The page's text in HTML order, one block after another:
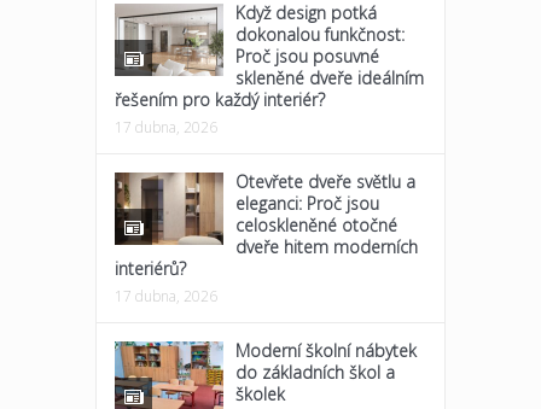
Když design potká
dokonalou funkčnost:
Proč jsou posuvné
skleněné dveře ideálním
řešením pro každý interiér?
17 dubna, 2026
Otevřete dveře světlu a
eleganci: Proč jsou
celoskleněné otočné
dveře hitem moderních
interiérů?
17 dubna, 2026
Moderní školní nábytek
do základních škol a
školek